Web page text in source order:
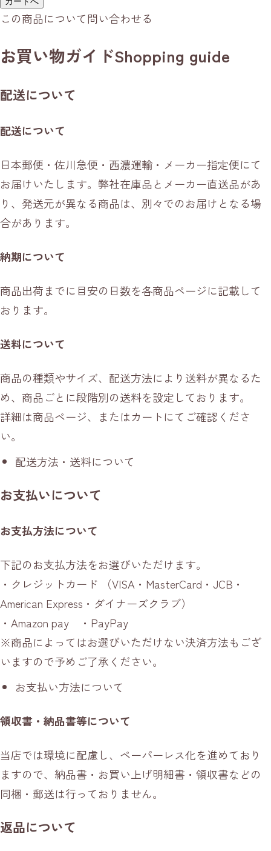
この商品について問い合わせる
お買い物ガイドShopping guide
配送について
配送について
日本郵便・佐川急便・西濃運輸・メーカー指定便にて
お届けいたします。弊社在庫品とメーカー直送品があ
り、発送元が異なる商品は、別々でのお届けとなる場
合があります。
納期について
商品出荷までに目安の日数を各商品ページに記載して
おります。
送料について
商品の種類やサイズ、配送方法により送料が異なるた
め、商品ごとに段階別の送料を設定しております。
詳細は商品ページ、またはカートにてご確認くださ
い。
配送方法・送料について
お支払いについて
お支払方法について
下記のお支払方法をお選びいただけます。
・クレジットカード （VISA・MasterCard・JCB・
American Express・ダイナーズクラブ）
・Amazon pay ・PayPay
※商品によってはお選びいただけない決済方法もござ
いますので予めご了承ください。
お支払い方法について
領収書・納品書等について
当店では環境に配慮し、ペーパーレス化を進めており
ますので、納品書・お買い上げ明細書・領収書などの
同梱・郵送は行っておりません。
返品について